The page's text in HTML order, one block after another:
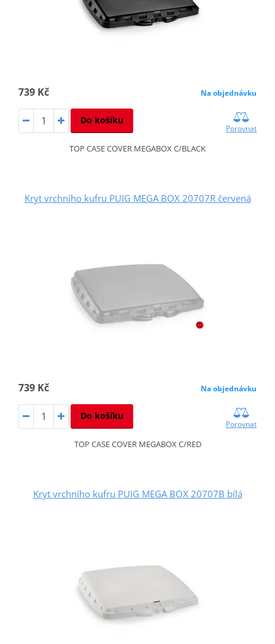
739 Kč Na objednávku
Do košíku
Porovnat
TOP CASE COVER MEGABOX C/BLACK
Kryt vrchního kufru PUIG MEGA BOX 20707R červená
739 Kč Na objednávku
Do košíku
Porovnat
TOP CASE COVER MEGABOX C/RED
Kryt vrchního kufru PUIG MEGA BOX 20707B bílá